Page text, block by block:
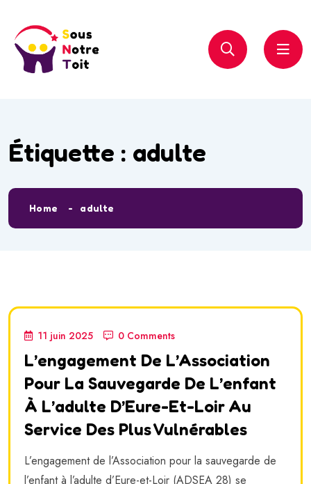
Étiquette : adulte
Home adulte
11 juin 2025 0 Comments
L’engagement De L’Association
Pour La Sauvegarde De L’enfant
À L’adulte D’Eure-Et-Loir Au
Service Des Plus Vulnérables
L’engagement de l’Association pour la sauvegarde de
l’enfant à l’adulte d’Eure-et-Loir (ADSEA 28) se